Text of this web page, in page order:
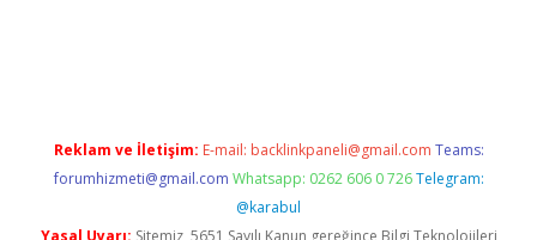
Reklam ve İletişim: E-mail: backlinkpaneli@gmail.com Teams:
forumhizmeti@gmail.com Whatsapp: 0262 606 0 726 Telegram:
@karabul
Yasal Uyarı: Sitemiz, 5651 Sayılı Kanun gereğince Bilgi Teknolojileri